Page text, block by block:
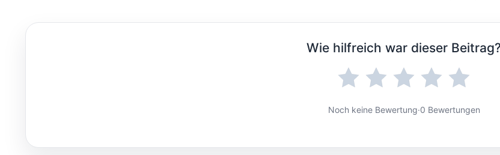
Wie hilfreich war dieser Beitrag?
Noch keine Bewertung·0 Bewertungen